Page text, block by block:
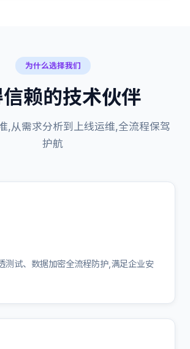
为什么选择我们
赖的技术伙伴
,从需求分析到上线运维,全流程保驾
护航
测试、数据加密全流程防护,满足企业安